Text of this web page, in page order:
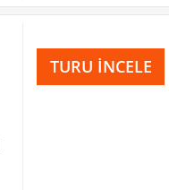
TURU İNCELE